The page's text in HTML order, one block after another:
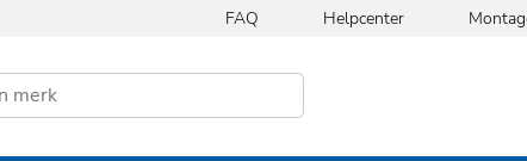
FAQ Helpcenter